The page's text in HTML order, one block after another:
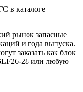
в каталоге
рынок запасные
и года выпуска.
заказать как блок
28 или любую